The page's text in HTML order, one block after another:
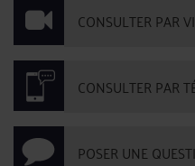
CONSULTER PAR
CONSULTER PAR
POSER UNE